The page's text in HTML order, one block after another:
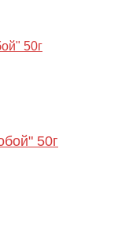
50г